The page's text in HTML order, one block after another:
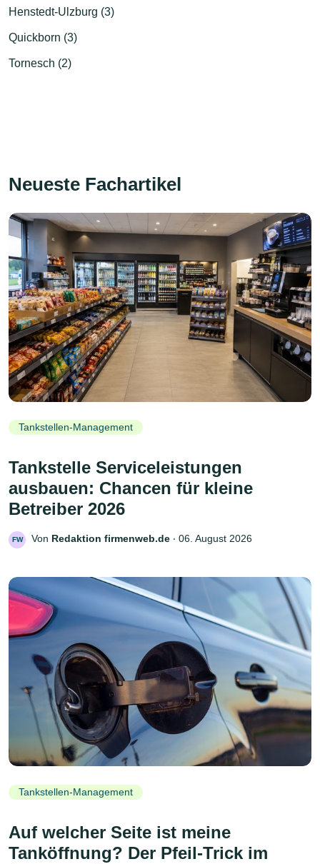
Henstedt-Ulzburg (3)
Quickborn (3)
Tornesch (2)
Neueste Fachartikel
Tankstellen-Management
Tankstelle Serviceleistungen
ausbauen: Chancen für kleine
Betreiber 2026
FW Von Redaktion firmenweb.de ‧ 06. August 2026
Tankstellen-Management
Auf welcher Seite ist meine
Tanköffnung? Der Pfeil-Trick im